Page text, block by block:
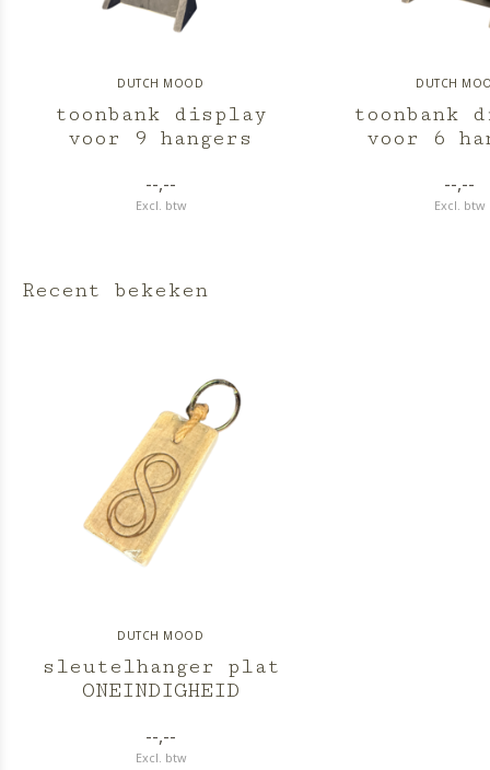
DUTCH MOOD
toonbank display
voor 9 hangers
--,--
Excl. btw
DUTCH
toonbank
voor 6
--,--
Excl. btw
Recent bekeken
DUTCH MOOD
sleutelhanger plat
ONEINDIGHEID
--,--
Excl. btw